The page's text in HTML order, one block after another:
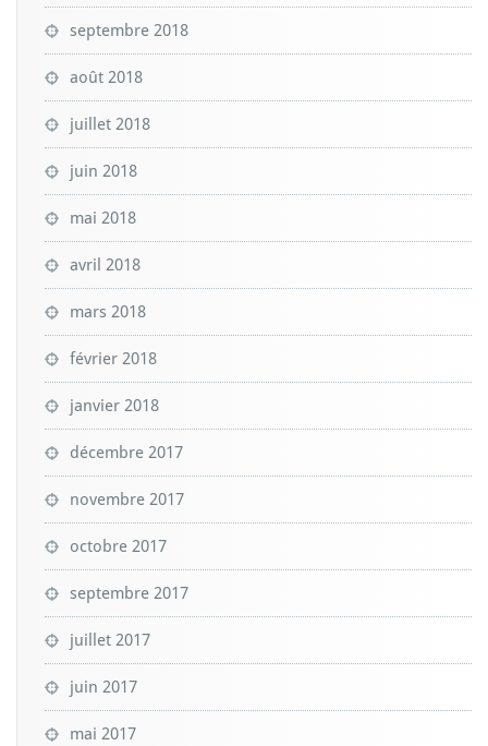
septembre 2018
août 2018
juillet 2018
juin 2018
mai 2018
avril 2018
mars 2018
février 2018
janvier 2018
décembre 2017
novembre 2017
octobre 2017
septembre 2017
juillet 2017
juin 2017
mai 2017